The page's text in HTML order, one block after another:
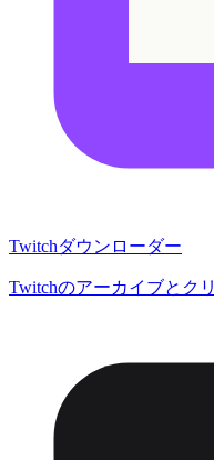
Twitchダウンローダー
Twitchのアーカイブとク